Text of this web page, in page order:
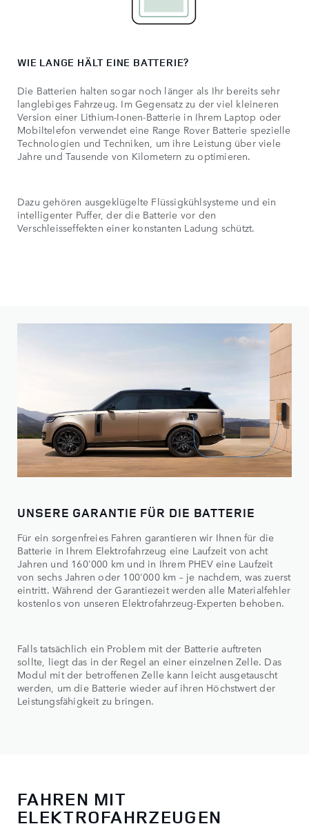
WIE LANGE HÄLT EINE BATTERIE?
Die Batterien halten sogar noch länger als Ihr bereits sehr
langlebiges Fahrzeug. Im Gegensatz zu der viel kleineren
Version einer Lithium-Ionen-Batterie in Ihrem Laptop oder
Mobiltelefon verwendet eine Range Rover Batterie spezielle
Technologien und Techniken, um ihre Leistung über viele
Jahre und Tausende von Kilometern zu optimieren.
Dazu gehören ausgeklügelte Flüssigkühlsysteme und ein
intelligenter Puffer, der die Batterie vor den
Verschleisseffekten einer konstanten Ladung schützt.
UNSERE GARANTIE FÜR DIE BATTERIE
Für ein sorgenfreies Fahren garantieren wir Ihnen für die
Batterie in Ihrem Elektrofahrzeug eine Laufzeit von acht
Jahren und 160'000 km und in Ihrem PHEV eine Laufzeit
von sechs Jahren oder 100'000 km – je nachdem, was zuerst
eintritt. Während der Garantiezeit werden alle Materialfehler
kostenlos von unseren Elektrofahrzeug-Experten behoben.
Falls tatsächlich ein Problem mit der Batterie auftreten
sollte, liegt das in der Regel an einer einzelnen Zelle. Das
Modul mit der betroffenen Zelle kann leicht ausgetauscht
werden, um die Batterie wieder auf ihren Höchstwert der
Leistungsfähigkeit zu bringen.
FAHREN MIT
ELEKTROFAHRZEUGEN